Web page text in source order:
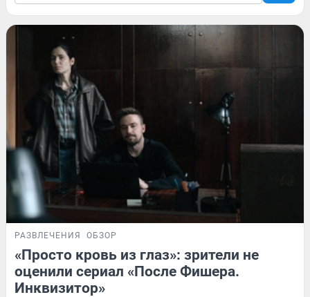
РАЗВЛЕЧЕНИЯ ОБЗОР
«Просто кровь из глаз»: зрители не
оценили сериал «После Фишера.
Инквизитор»